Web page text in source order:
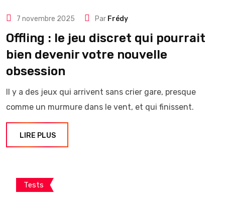
7 novembre 2025 Par Frédy
Offling : le jeu discret qui pourrait
bien devenir votre nouvelle
obsession
Il y a des jeux qui arrivent sans crier gare, presque
comme un murmure dans le vent, et qui finissent.
LIRE PLUS
Tests